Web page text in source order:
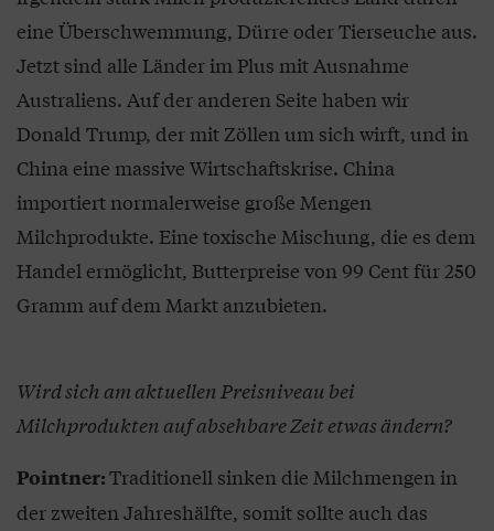
eine Überschwemmung, Dürre oder Tierseuche aus.
Jetzt sind alle Länder im Plus mit Ausnahme
Australiens. Auf der anderen Seite haben wir
Donald Trump, der mit Zöllen um sich wirft, und in
China eine massive Wirtschaftskrise. China
importiert normalerweise große Mengen
Milchprodukte. Eine toxische Mischung, die es dem
Handel ermöglicht, Butterpreise von 99 Cent für 250
Gramm auf dem Markt anzubieten.
Wird sich am aktuellen Preisniveau bei
Milchprodukten auf absehbare Zeit etwas ändern?
Pointner:Traditionell sinken die Milchmengen in
der zweiten Jahreshälfte, somit sollte auch das